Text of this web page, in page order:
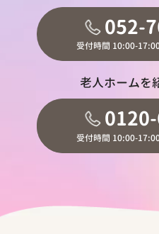
052-
受付時間 10:00-
老人ホームを
受付時間 10:00-